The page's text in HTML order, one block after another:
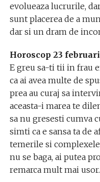
evolueaza lucrurile,
sunt placerea de a
dar si un dram de
Horoscop 23
E greu sa-ti tii in frau
ca ai avea multe de
prea au curaj sa
aceasta-i marea te
sa nu gresesti cumva
simti ca e sansa ta de
temerile si
nu se baga, ai putea
remarca mult mai